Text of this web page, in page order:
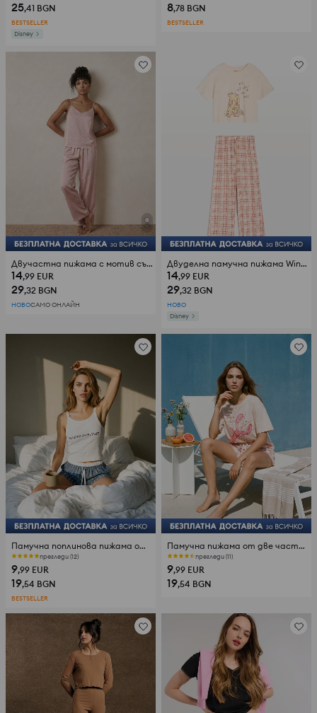
25,41 BGN
BESTSELLER
Disney
8,78 BGN
BESTSELLER
Двучастна пижама с мотив сърца
14,99 EUR
29,32 BGN
НОВОСАМО ОНЛАЙН
Двуделна памучна пижама Winnie the Pooh
14,99 EUR
29,32 BGN
НОВО
Disney
Памучна поплинова пижама от две части с бродиран надпис
прегледи (12)
9,99 EUR
19,54 BGN
BESTSELLER
Памучна пижама от две части с принт на омар
прегледи (11)
9,99 EUR
19,54 BGN